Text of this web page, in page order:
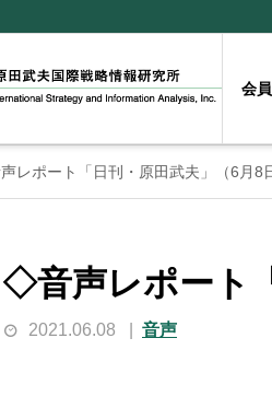
会
レポート「日刊・原田武夫」（6月8
◇音声レポート
2021.06.08 音声